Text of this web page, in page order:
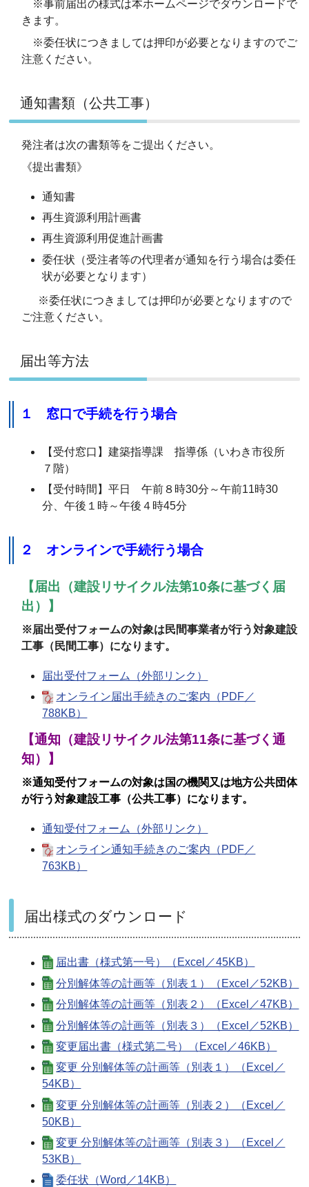
※事前届出の様式は本ホームページでダウンロードで
きます。
※委任状につきましては押印が必要となりますのでご
注意ください。
通知書類（公共工事）
発注者は次の書類等をご提出ください。
《提出書類》
通知書
再生資源利用計画書
再生資源利用促進計画書
委任状（受注者等の代理者が通知を行う場合は委任
状が必要となります）
※委任状につきましては押印が必要となりますので
ご注意ください。
届出等方法
１ 窓口で手続を行う場合
【受付窓口】建築指導課 指導係（いわき市役所
７階）
【受付時間】平日 午前８時30分～午前11時30
分、午後１時～午後４時45分
２ オンラインで手続行う場合
【届出（建設リサイクル法第10条に基づく届
出）】
※届出受付フォームの対象は民間事業者が行う対象建設
工事（民間工事）になります。
届出受付フォーム（外部リンク）
オンライン届出手続きのご案内（PDF／
788KB）
【通知（建設リサイクル法第11条に基づく通
知）】
※通知受付フォームの対象は国の機関又は地方公共団体
が行う対象建設工事（公共工事）になります。
通知受付フォーム（外部リンク）
オンライン通知手続きのご案内（PDF／
763KB）
届出様式のダウンロード
届出書（様式第一号）（Excel／45KB）
分別解体等の計画等（別表１）（Excel／52KB）
分別解体等の計画等（別表２）（Excel／47KB）
分別解体等の計画等（別表３）（Excel／52KB）
変更届出書（様式第二号）（Excel／46KB）
変更 分別解体等の計画等（別表１）（Excel／
54KB）
変更 分別解体等の計画等（別表２）（Excel／
50KB）
変更 分別解体等の計画等（別表３）（Excel／
53KB）
委任状（Word／14KB）